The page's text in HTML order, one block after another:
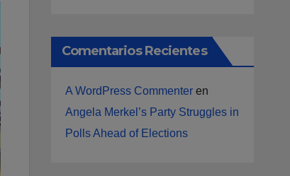
Comentarios Recientes
A WordPress Commenteren
Angela Merkel’s Party Struggles in
Polls Ahead of Elections